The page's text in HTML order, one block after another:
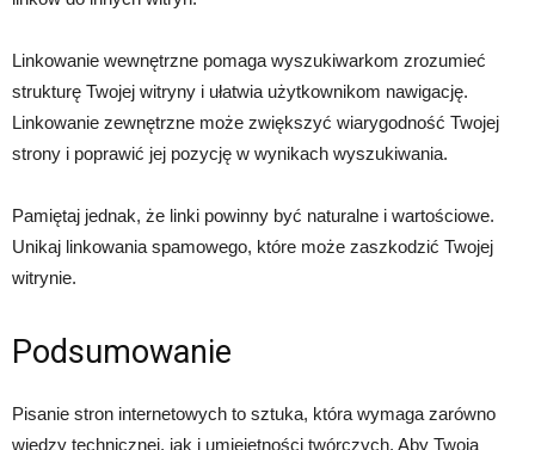
Linkowanie wewnętrzne pomaga wyszukiwarkom zrozumieć
strukturę Twojej witryny i ułatwia użytkownikom nawigację.
Linkowanie zewnętrzne może zwiększyć wiarygodność Twojej
strony i poprawić jej pozycję w wynikach wyszukiwania.
Pamiętaj jednak, że linki powinny być naturalne i wartościowe.
Unikaj linkowania spamowego, które może zaszkodzić Twojej
witrynie.
Podsumowanie
Pisanie stron internetowych to sztuka, która wymaga zarówno
wiedzy technicznej, jak i umiejętności twórczych. Aby Twoja